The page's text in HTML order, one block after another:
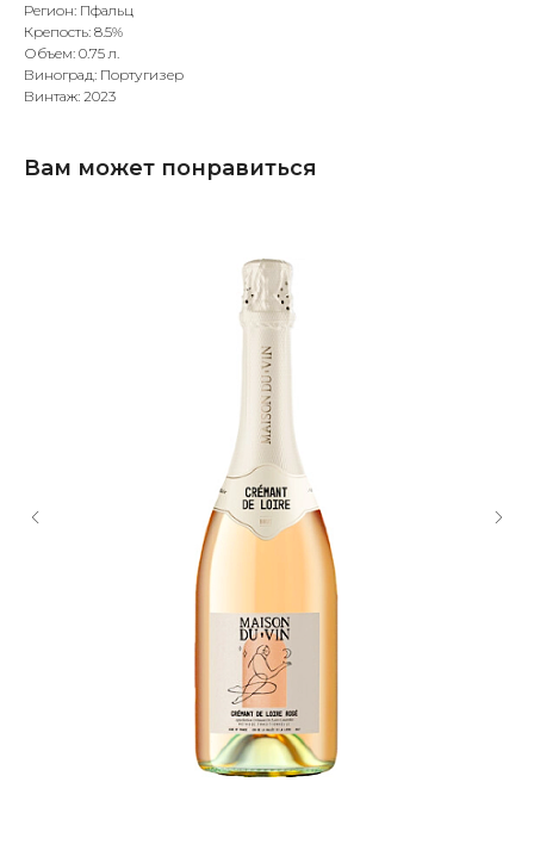
Регион: Пфальц
Крепость: 8.5%
Объем: 0.75 л.
Виноград: Португизер
Винтаж: 2023
Вам может понравиться